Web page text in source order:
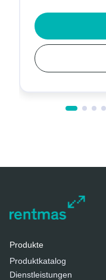
Produkte
Produktkatalog
Dienstleistungen